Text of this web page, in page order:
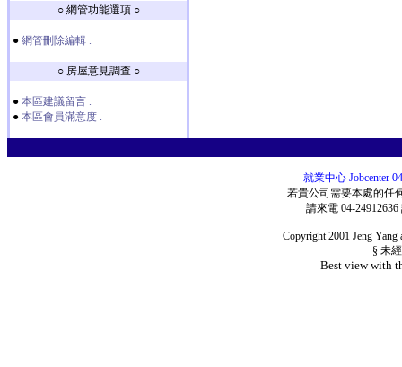
○ 網管功能選項 ○
● 網管刪除編輯 .
○ 房屋意見調查 ○
● 本區建議留言 .
● 本區會員滿意度 .
就業中心 Jobcenter
若貴公司需要本處的任
請來電 04-24912636
Copyright 2001 Jeng Yang
§ 未
Best view with